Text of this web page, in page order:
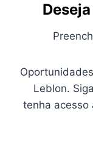
Leblon.
tenha acesso